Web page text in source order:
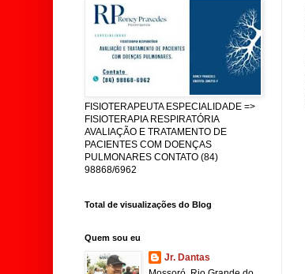
FISIOTERAPEUTA ESPECIALIDADE =>
FISIOTERAPIA RESPIRATÓRIA
AVALIAÇÃO E TRATAMENTO DE
PACIENTES COM DOENÇAS
PULMONARES CONTATO (84)
98868/6962
Total de visualizações do Blog
Quem sou eu
Jr. Dantas